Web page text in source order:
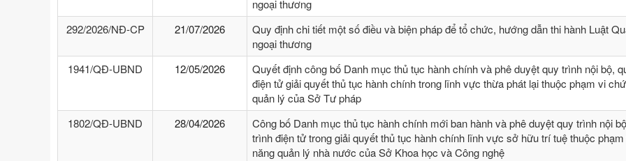
ngoại thương
292/2026/NĐ-CP
21/07/2026
Quy định chi tiết một số điều và biện pháp để tổ chức, hướng dẫn thi hành Luật
ngoại thương
1941/QĐ-UBND
12/05/2026
Quyết định công bố Danh mục thủ tục hành chính và phê duyệt quy trình nội bộ,
điện tử giải quyết thủ tục hành chính trong lĩnh vực thừa phát lại thuộc phạm vi
quản lý của Sở Tư pháp
1802/QĐ-UBND
28/04/2026
Công bố Danh mục thủ tục hành chính mới ban hành và phê duyệt quy trình nội
trình điện tử trong giải quyết thủ tục hành chính lĩnh vực sở hữu trí tuệ thuộc
năng quản lý nhà nước của Sở Khoa học và Công nghệ